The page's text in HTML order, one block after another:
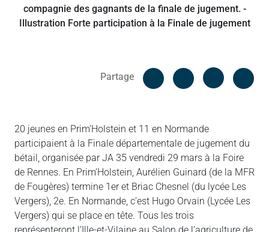
Partage
Facebook
20 jeunes en Prim’Holstein et 11 en Normande
participaient à la Finale départementale de jugement du
bétail, organisée par JA 35 vendredi 29 mars à la Foire
de Rennes. En Prim’Holstein, Aurélien Guinard (de la MFR
de Fougères) termine 1er et Briac Chesnel (du lycée Les
Vergers), 2e. En Normande, c’est Hugo Orvain (Lycée Les
Vergers) qui se place en tête. Tous les trois
représenteront l’Ille-et-Vilaine au Salon de l’agriculture de